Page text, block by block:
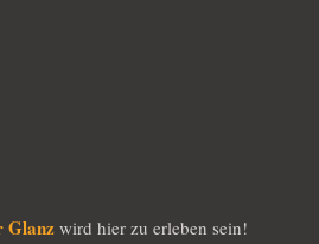
Glanz wird hier zu erleben sein!